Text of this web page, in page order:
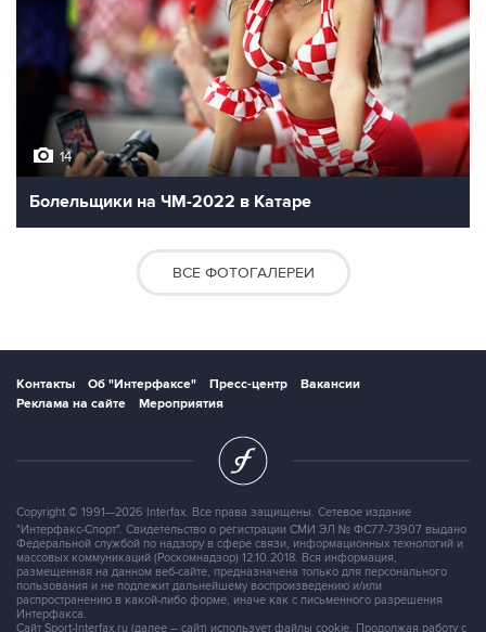
14
Болельщики на ЧМ-2022 в Катаре
ВСЕ ФОТОГАЛЕРЕИ
Контакты Об "Интерфаксе" Пресс-центр
Вакансии
Реклама на сайте
Мероприятия
Copyright © 1991—2026 Interfax. Все права защищены. Сетевое издание
"Интерфакс-Спорт". Свидетельство о регистрации СМИ ЭЛ № ФС77-73907 выдано
Федеральной службой по надзору в сфере связи, информационных технологий и
массовых коммуникаций (Роскомнадзор) 12.10.2018. Вся информация,
размещенная на данном веб-сайте, предназначена только для персонального
пользования и не подлежит дальнейшему воспроизведению и/или
распространению в какой-либо форме, иначе как с письменного разрешения
Интерфакса.
Сайт Sport-Interfax.ru (далее – сайт) использует файлы cookie. Продолжая работу с